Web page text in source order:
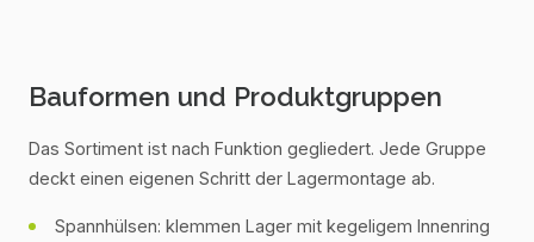
Bauformen und Produktgruppen
Das Sortiment ist nach Funktion gegliedert. Jede Gruppe
deckt einen eigenen Schritt der Lagermontage ab.
Spannhülsen: klemmen Lager mit kegeligem Innenring